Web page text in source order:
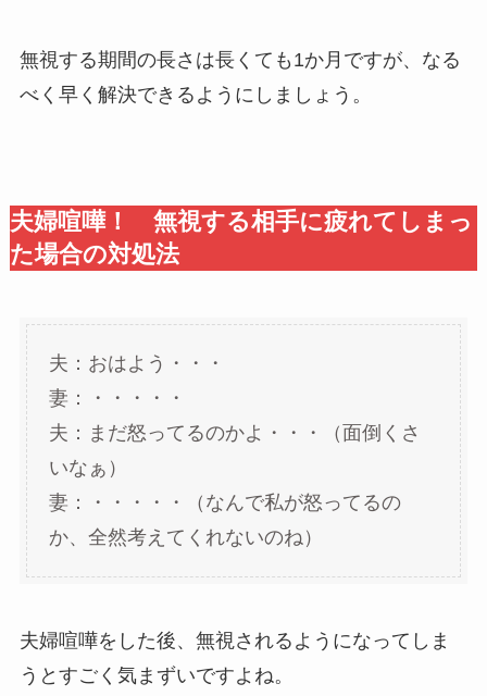
無視する期間の長さは長くても1か月ですが、なる
べく早く解決できるようにしましょう。
夫婦喧嘩！ 無視する相手に疲れてしまっ
た場合の対処法
夫：おはよう・・・
妻：・・・・・
夫：まだ怒ってるのかよ・・・（面倒くさ
いなぁ）
妻：・・・・・（なんで私が怒ってるの
か、全然考えてくれないのね）
夫婦喧嘩をした後、無視されるようになってしま
うとすごく気まずいですよね。